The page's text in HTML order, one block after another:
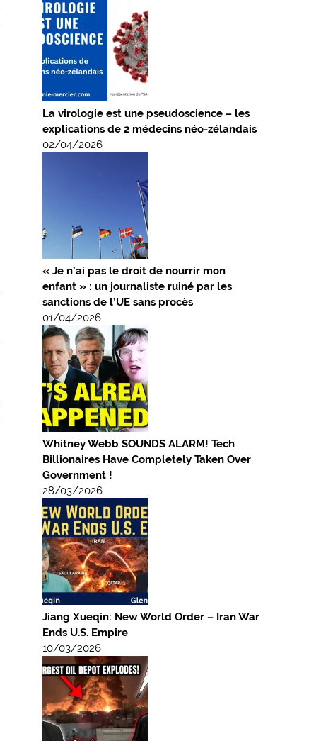
La virologie est une pseudoscience – les
explications de 2 médecins néo-zélandais
02/04/2026
« Je n’ai pas le droit de nourrir mon
enfant » : un journaliste ruiné par les
sanctions de l’UE sans procès
01/04/2026
Whitney Webb SOUNDS ALARM! Tech
Billionaires Have Completely Taken Over
Government !
28/03/2026
Jiang Xueqin: New World Order – Iran War
Ends U.S. Empire
10/03/2026